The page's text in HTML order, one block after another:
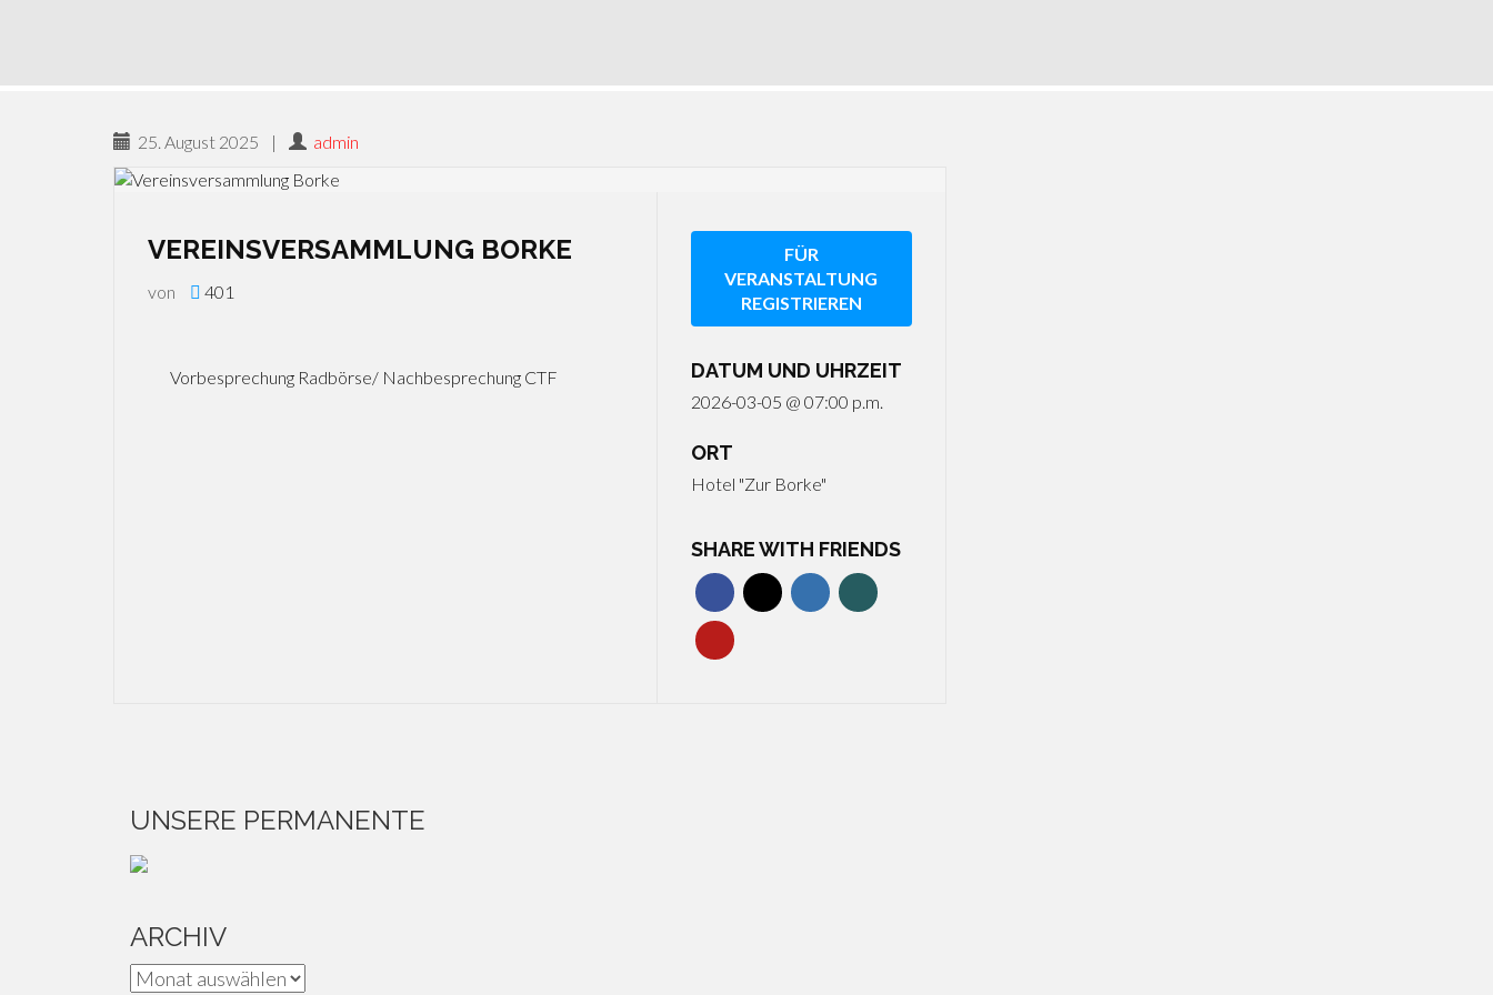
25. August 2025 | admin
VEREINSVERSAMMLUNG BORKE
von 401
Vorbesprechung Radbörse/ Nachbesprechung CTF
FÜR
VERANSTALTUNG
REGISTRIEREN
DATUM UND UHRZEIT
2026-03-05 @ 07:00 p.m.
ORT
Hotel "Zur Borke"
SHARE WITH FRIENDS
UNSERE PERMANENTE
ARCHIV
Archiv